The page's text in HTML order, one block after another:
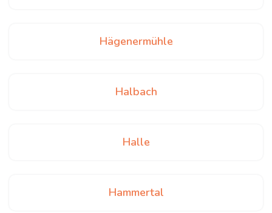
Hägenermühle
Halbach
Halle
Hammertal